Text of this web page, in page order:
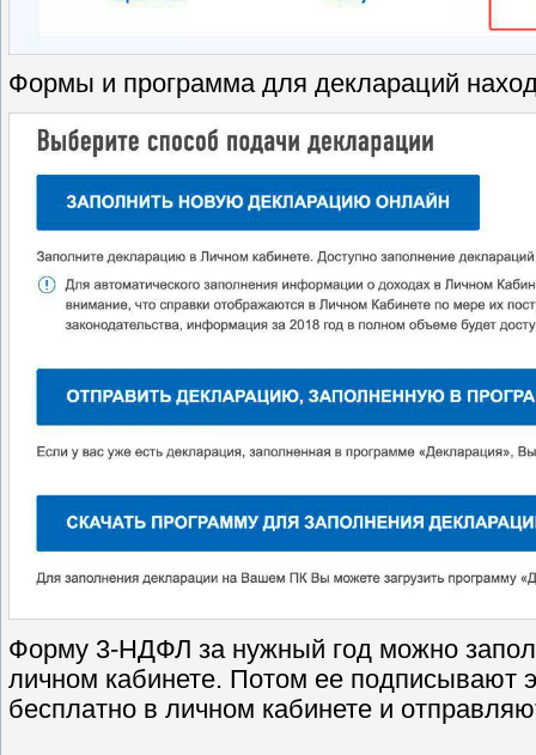
Формы и программа для деклараций
Форму 3-НДФЛ за нужный год можно
личном кабинете. Потом ее подписывают
бесплатно в личном кабинете и